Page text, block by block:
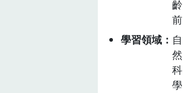
岸生態資料庫，
作為食魚教案設
計的題材，導入
永續漁業議題，
再與食育協會老
師共同協助社區
齡
前
學習領域
自
然
科
學